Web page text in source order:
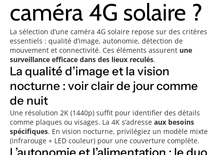
caméra 4G solaire ?
La sélection d’une caméra 4G solaire repose sur des critères
essentiels : qualité d’image, autonomie, détection de
mouvement et connectivité. Ces éléments assurent une
surveillance efficace dans des lieux reculés.
La qualité d’image et la vision
nocturne : voir clair de jour comme
de nuit
Une résolution 2K (1440p) suffit pour identifier des détails
comme plaques ou visages. La 4K s’adresse aux besoins
spécifiques. En vision nocturne, privilégiez un modèle mixte
(infrarouge + LED couleur) pour une couverture complète.